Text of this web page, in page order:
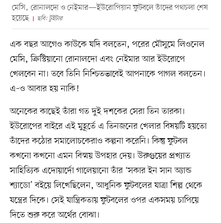
মেসি, রোনালদো ও নেইমার—ইউরোপিয়ান ফুটবলে তাঁদের পথচলা শেষ
হয়েছে
ছবি: টুইটার
এক বছর আগেও কাউকে যদি বলতেন, পরের মৌসুমে লিওনেল
মেসি, ক্রিস্টিয়ানো রোনালদো এবং নেইমার আর ইউরোপে
খেলবেন না। তবে তিনি নিশ্চিতভাবেই আপনাকে পাগল বলতেন।
এ–ও আবার হয় নাকি!
অনেকের কাছেই তাঁরা গত দুই দশকের সেরা তিন তারকা।
ইউরোপের বাইরে এই মুহূর্তে এ তিনজনের খেলার বিষয়টি হয়তো
তাঁদের কঠোর সমালোচকেরাও কল্পনা করেনি। কিন্তু ফুটবল
কখনো কখনো এমন বিস্ময় উপহার দেয়। উরুগুয়ের প্রখ্যাত
সাহিত্যিক এদোয়ার্দো গালেয়ানো তাঁর ‘সকার ইন সান অ্যান্ড
শ্যাডো’ বইয়ে লিখেছিলেন, আধুনিক ফুটবলের যাত্রা শিল্প থেকে
যন্ত্রের দিকে। সেই যান্ত্রিকতায় ফুটবলের ওপর একসময় চাপিয়ে
দিতে শুরু করে অর্থের বোঝা।